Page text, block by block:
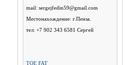
mail: sergejfedin59@gmail.com
Местонахождение: г.Пенза.
тел: +7 902 343 6581 Сергей
TOE FAT